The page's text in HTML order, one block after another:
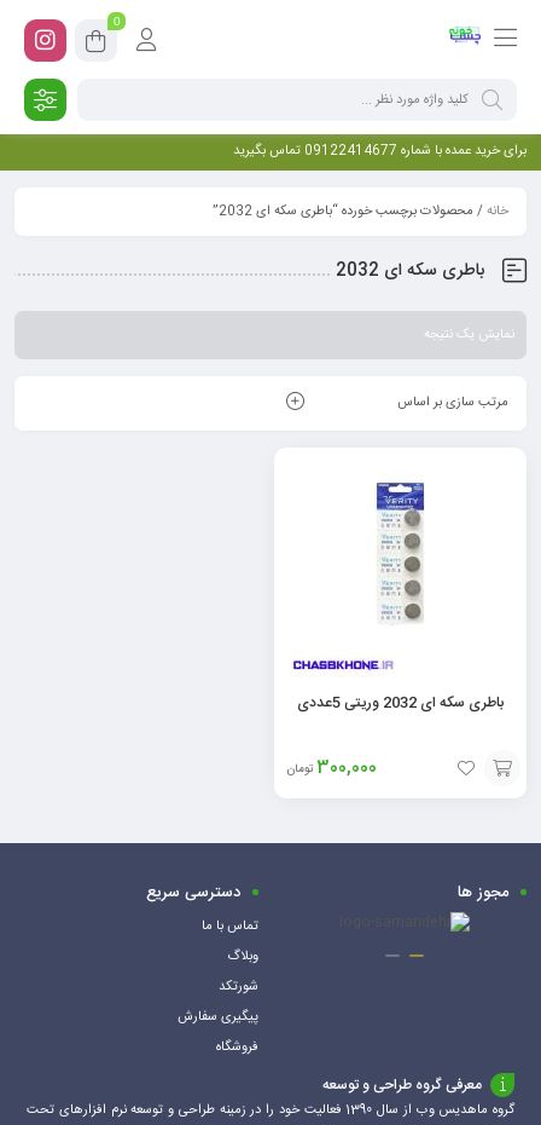
0
برای خرید عمده با شماره 09122414677 تماس بگیرید
خانه/ محصولات برچسب خورده “باطری سکه ای 2032”
باطری سکه ای 2032
نمایش یک نتیجه
مرتب سازی بر اساس
باطری سکه ای 2032 وریتی 5عددی
300,000 تومان
افزودن
به
مجوز ها دسترسی سریع
تماس با ما
وبلاگ
شورتکد
پیگیری سفارش
فروشگاه
معرفی گروه طراحی و توسعه
گروه ماهدیس وب از سال 1390 فعالیت خود را در زمینه طراحی و توسعه نرم افزارهای تحت